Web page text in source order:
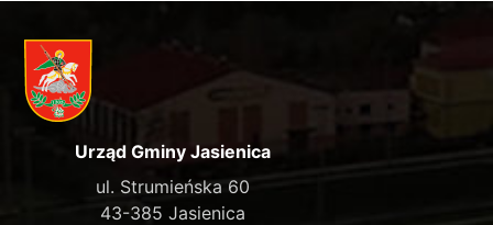
Urząd Gminy Jasienica
ul. Strumieńska 60
43-385 Jasienica